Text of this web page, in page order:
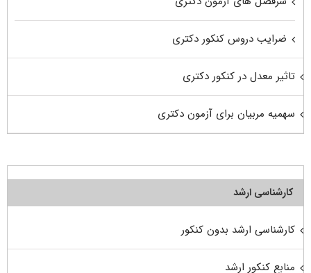
ضرایب دروس کنکور دکتری
تاثیر معدل در کنکور دکتری
سهمیه مربیان برای آزمون دکتری
کارشناسی ارشد
کارشناسی ارشد بدون کنکور
منابع کنکور ارشد